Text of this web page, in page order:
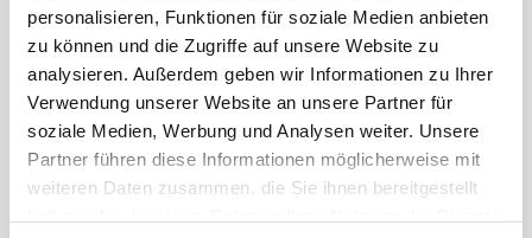
personalisieren, Funktionen für soziale Medien anbieten
zu können und die Zugriffe auf unsere Website zu
analysieren. Außerdem geben wir Informationen zu Ihrer
Verwendung unserer Website an unsere Partner für
soziale Medien, Werbung und Analysen weiter. Unsere
Partner führen diese Informationen möglicherweise mit
weiteren Daten zusammen, die Sie ihnen bereitgestellt